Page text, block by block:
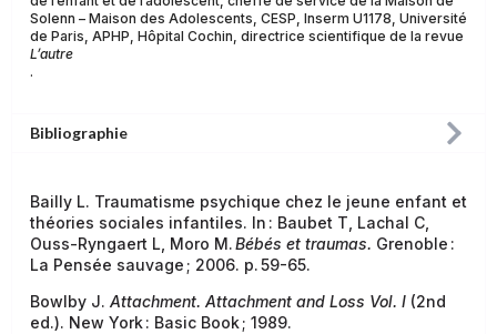
Solenn – Maison des Adolescents, CESP, Inserm U1178, Université
de Paris, APHP, Hôpital Cochin, directrice scientifique de la revue
L’autre
.
Bibliographie
Bailly L. Traumatisme psychique chez le jeune enfant et
théories sociales infantiles. In : Baubet T, Lachal C,
Ouss-Ryngaert L, Moro M.Bébés et traumas. Grenoble :
La Pensée sauvage ; 2006. p. 59-65.
Bowlby J. Attachment. Attachment and Loss Vol. I (2nd
ed.). New York : Basic Book ; 1989.